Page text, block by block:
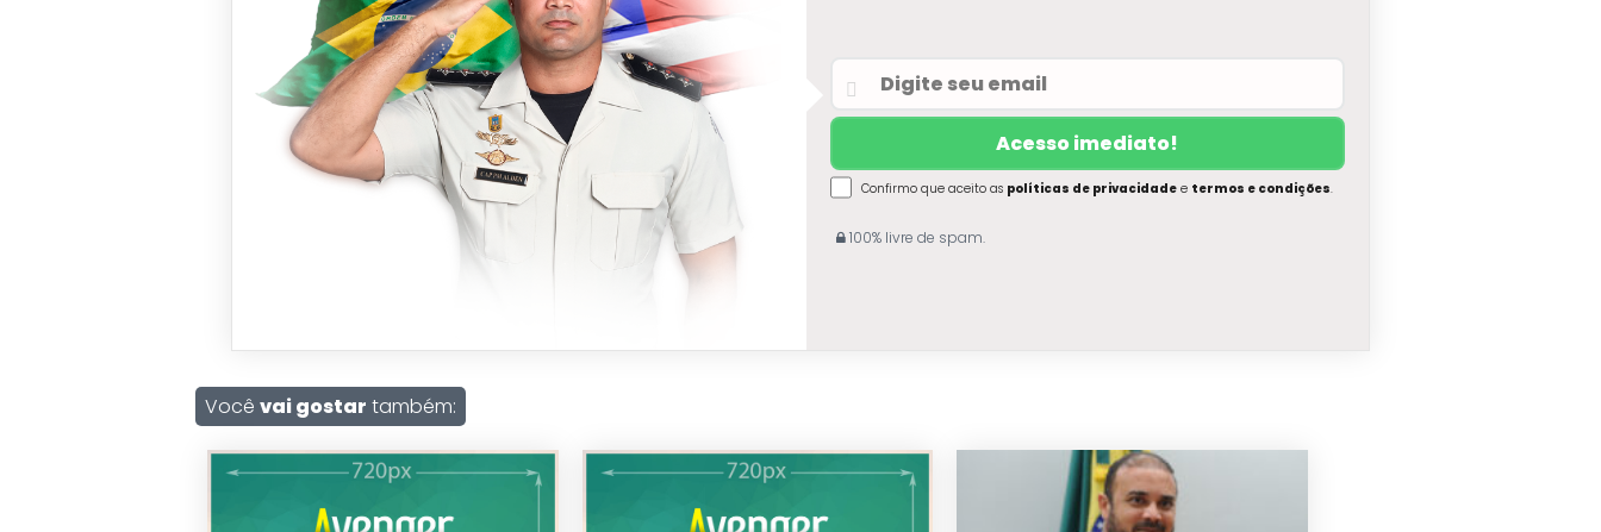
Confirmo que aceito as políticas de privacidadee termos e condições.
100% livre de spam.
Você vai gostar também: